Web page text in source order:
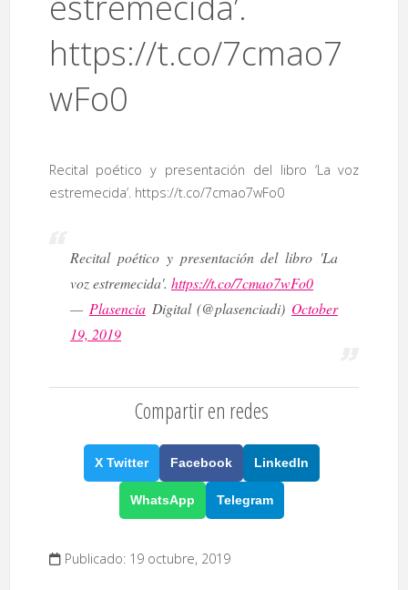
https://t.co/7cmao7
wFo0
Recital poético y presentación del libro ‘La voz
estremecida’. https://t.co/7cmao7wFo0
Recital poético y presentación del libro 'La
voz estremecida'. https://t.co/7cmao7wFo0
— PlasenciaDigital (@plasenciadi) October
19, 2019
Compartir en redes
X Twitter Facebook LinkedIn
WhatsApp Telegram
Publicado: 19 octubre, 2019